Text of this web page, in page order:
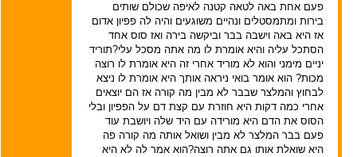
פעם אחת באה לטאה קטנה לאיפה שכולם שותים
בירות ומתמסטלים ונהיים משוגעים והיה לה פפיון אדום
אז היא באה וישבה בבר וביקשה בירה ואז סוס אחד
הסתכל עליה והיא אומרת לו מה אתה מסכל עלי?תוריד
יניים מימני והוא לא מוריד אחרי זה היא אומרת לו רוצה
מכות? הוא אומר בואי ניראה אותך היא אומרת לו ניצא
לבחוץ והמלצר שבבר לא מבין מה קורה אז הם יוצאים
אחרי כמה דקות היא חוזרת עם קצת דם על הפפיון ובלי
הסוס את הדם היא מורידה עם היד שלה ויושבת עוד
פעם בבר המלצר לא מבין ושואל אותה מה קורה פה
היא שואלת אותו גם אתה רוצה?הוא אמר לה לא היא